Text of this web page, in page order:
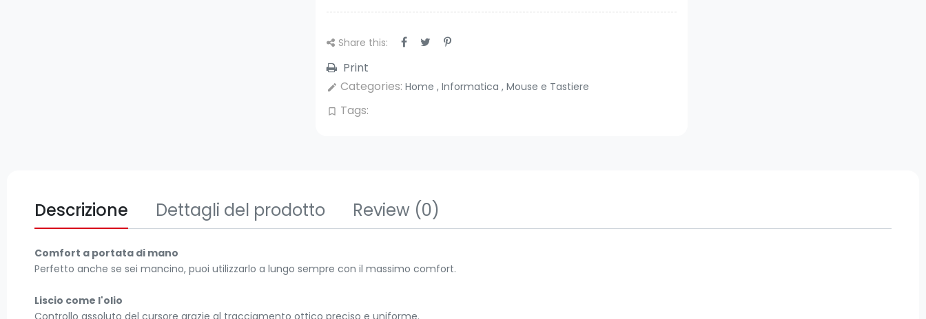
Share this:
Print
edit Categories: Home , Informatica , Mouse e Tastiere
bookmark_border Tags:
Descrizione Dettagli del prodotto Review (0)
Comfort a portata di mano
Perfetto anche se sei mancino, puoi utilizzarlo a lungo sempre con il massimo comfort.
Liscio come l'olio
Controllo assoluto del cursore grazie al tracciamento ottico preciso e uniforme.